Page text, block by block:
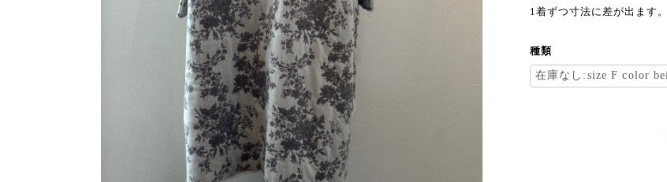
1着ずつ寸法に差が出ます。
種類